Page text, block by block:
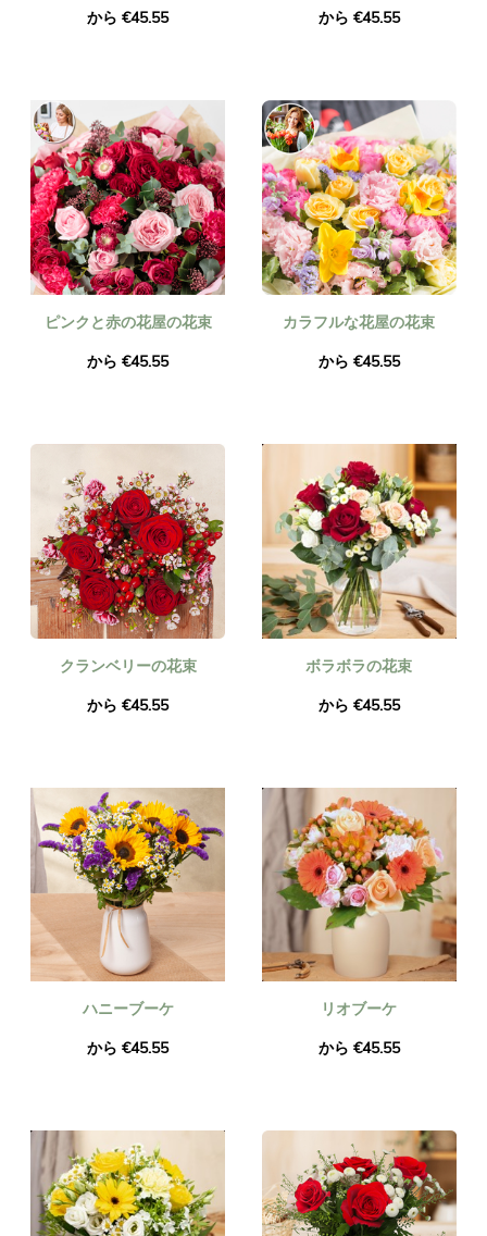
から €45.55
から €45.55
ピンクと赤の花屋の花束
から €45.55
カラフルな花屋の花束
から €45.55
クランベリーの花束
から €45.55
ボラボラの花束
から €45.55
ハニーブーケ
から €45.55
リオブーケ
から €45.55